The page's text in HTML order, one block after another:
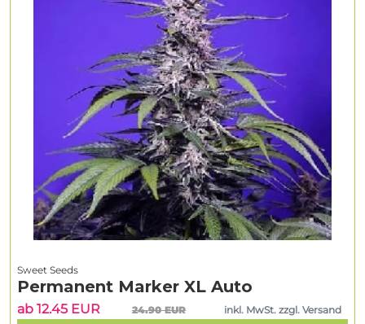
Sweet Seeds
Permanent Marker XL Auto
ab 12.45 EUR 24.90 EUR inkl. MwSt. zzgl. Versand